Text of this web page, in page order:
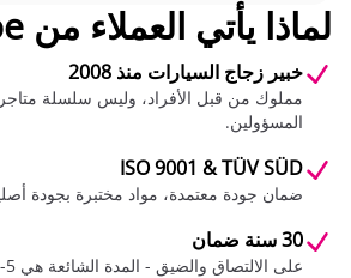
لماذا يأتي العملاء من Itzehoe إلينا
خبير زجاج السيارات منذ 2008
مملوك من قبل الأفراد، وليس سلسلة
المسؤولين.
ISO 9001 & TÜV SÜD
ضمان جودة معتمدة، مواد مختبرة بجودة
30 سنة ضمان
على الالتصاق والضيق - المدة الشائعة هي 5-10 سنوات.